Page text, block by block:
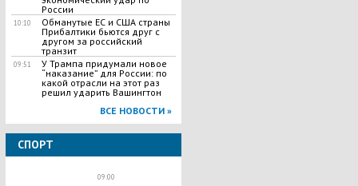
России
10:10
Обманутые ЕС и США страны
Прибалтики бьются друг с
другом за российский
транзит
09:51
У Трампа придумали новое
“наказание” для России: по
какой отрасли на этот раз
решил ударить Вашингтон
ВСЕ НОВОСТИ »
СПОРТ
09:00